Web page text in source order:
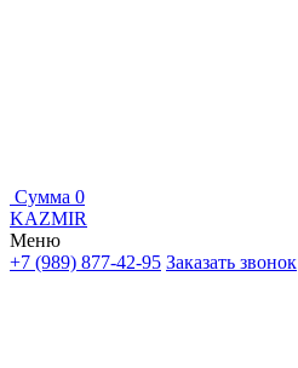
Сумма 0
KAZMIR
Меню
+7 (989) 877-42-95 Заказать звонок